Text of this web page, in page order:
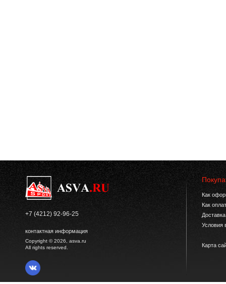
+7 (4212) 92-96-25
контактная информация
Copyright © 2026, asva.ru
All rights reserved.
Как
Как
Условия
Карта